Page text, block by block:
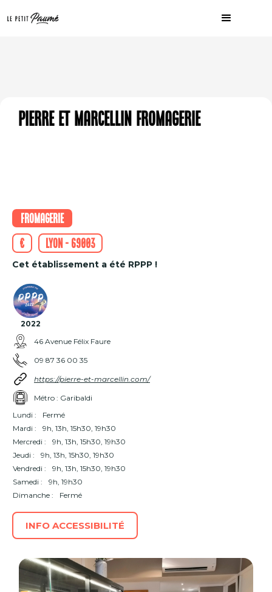
Pierre et Marcellin fromagerie
Fromagerie
€
Lyon - 69003
Cet établissement a été RPPP !
2022
46 Avenue Félix Faure
09 87 36 00 35
https://pierre-et-marcellin.com/
Métro : Garibaldi
Lundi :
Fermé
Mardi :
9h, 13h, 15h30, 19h30
Mercredi :
9h, 13h, 15h30, 19h30
Jeudi :
9h, 13h, 15h30, 19h30
Vendredi :
9h, 13h, 15h30, 19h30
Samedi :
9h, 19h30
Dimanche :
Fermé
INFO ACCESSIBILITÉ